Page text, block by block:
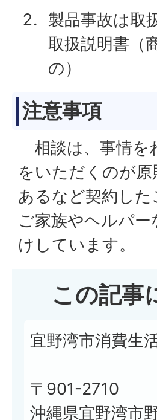
製品事故は取
取扱説明書（
の）
注意事項
相談は、事情を
をいただくのが
あるなど契約し
ご家族やヘルパ
けしています。
この記事
宜野湾市消費生
〒901-2710
沖縄県宜野湾市